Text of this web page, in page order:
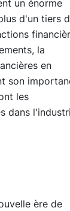
un énorme
d'un tiers
la
en
son
les
dans
ère de